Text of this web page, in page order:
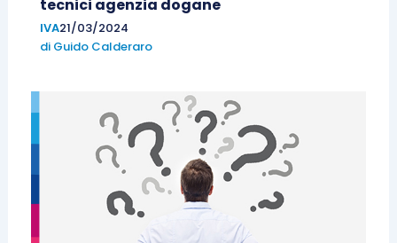
tecnici agenzia dogane
IVA21/03/2024
di Guido Calderaro